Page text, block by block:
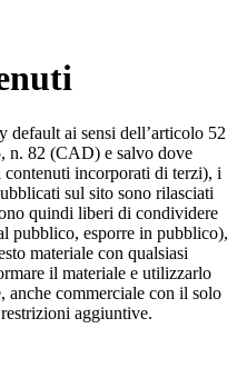
ai sensi dell’articolo 52
n. 82 (CAD) e salvo dove
contenuti incorporati di terzi), i
sul sito sono rilasciati
quindi liberi di condividere
pubblico, esporre in pubblico),
materiale con qualsiasi
il materiale e utilizzarlo
anche commerciale con il solo
aggiuntive.